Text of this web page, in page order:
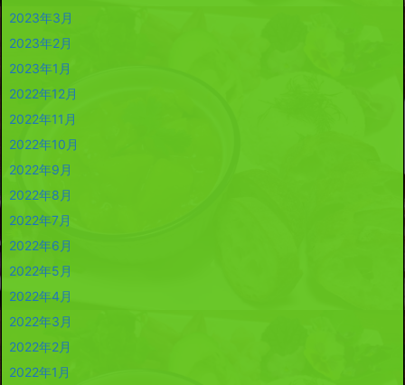
2023年3月
2023年2月
2023年1月
2022年12月
2022年11月
2022年10月
2022年9月
2022年8月
2022年7月
2022年6月
2022年5月
2022年4月
2022年3月
2022年2月
2022年1月